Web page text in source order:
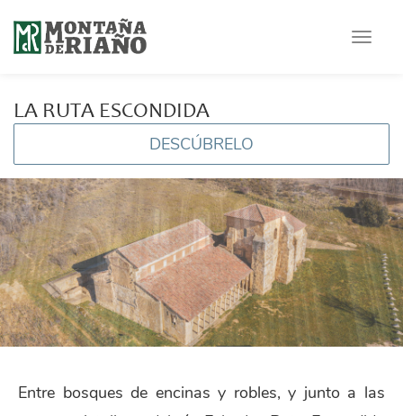
Toggle
LA RUTA ESCONDIDA
DESCÚBRELO
Entre bosques de encinas y robles, y junto a las